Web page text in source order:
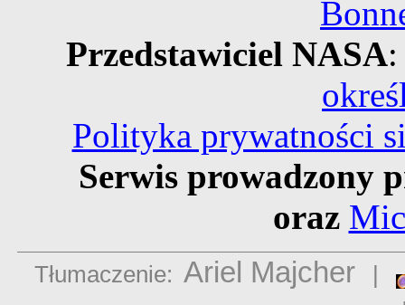
Przedstawiciel NASA
Polityka prywatności
Serwis prowadzony
oraz
Tłumaczenie: Ariel Majcher |